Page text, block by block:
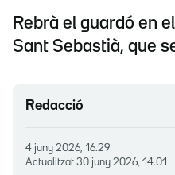
Rebrà el guardó en
Sant Sebastià, que
Redacció
4 juny 2026, 16.29
Actualitzat 30 juny 2026, 14.01